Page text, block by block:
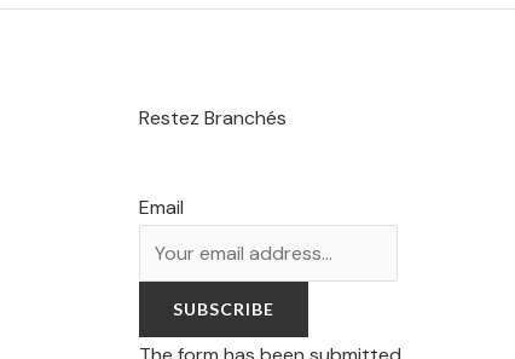
Restez Branchés
Email
SUBSCRIBE